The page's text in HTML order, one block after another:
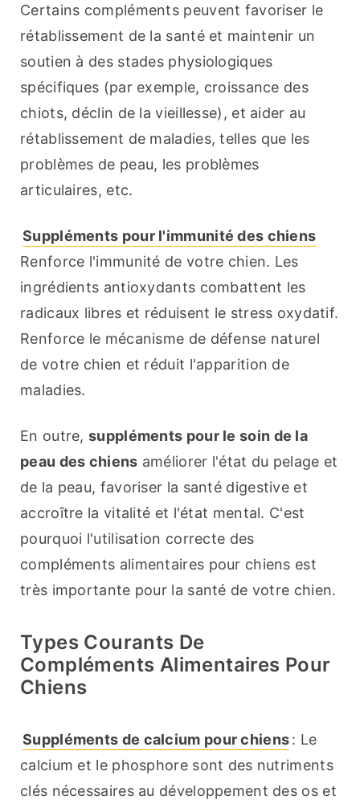
Certains compléments peuvent favoriser le
rétablissement de la santé et maintenir un
soutien à des stades physiologiques
spécifiques (par exemple, croissance des
chiots, déclin de la vieillesse), et aider au
rétablissement de maladies, telles que les
problèmes de peau, les problèmes
articulaires, etc.
Suppléments pour l'immunité des chiens
Renforce l'immunité de votre chien. Les
ingrédients antioxydants combattent les
radicaux libres et réduisent le stress oxydatif.
Renforce le mécanisme de défense naturel
de votre chien et réduit l'apparition de
maladies.
En outre, suppléments pour le soin de la
peau des chiens améliorer l'état du pelage et
de la peau, favoriser la santé digestive et
accroître la vitalité et l'état mental. C'est
pourquoi l'utilisation correcte des
compléments alimentaires pour chiens est
très importante pour la santé de votre chien.
Types Courants De
Compléments Alimentaires Pour
Chiens
Suppléments de calcium pour chiens: Le
calcium et le phosphore sont des nutriments
clés nécessaires au développement des os et